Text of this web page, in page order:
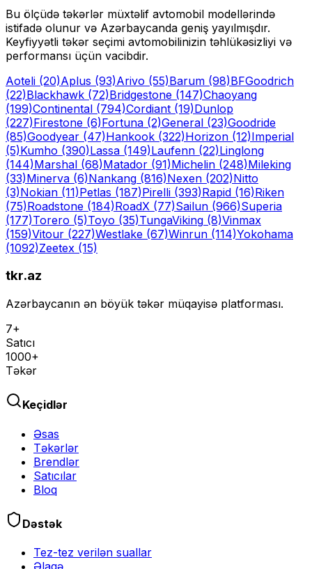
Bu ölçüdə təkərlər müxtəlif avtomobil modellərində
istifadə olunur və Azərbaycanda geniş yayılmışdır.
Keyfiyyətli təkər seçimi avtomobilinizin təhlükəsizliyi və
performansı üçün vacibdir.
Aoteli (20)Aplus (93)Arivo (55)Barum (98)BFGoodrich
(22)Blackhawk (72)Bridgestone (147)Chaoyang
(199)Continental (794)Cordiant (19)Dunlop
(227)Firestone (6)Fortuna (2)General (23)Goodride
(85)Goodyear (47)Hankook (322)Horizon (12)Imperial
(5)Kumho (390)Lassa (149)Laufenn (22)Linglong
(144)Marshal (68)Matador (91)Michelin (248)Mileking
(33)Minerva (6)Nankang (816)Nexen (202)Nitto
(3)Nokian (11)Petlas (187)Pirelli (393)Rapid (16)Riken
(75)Roadstone (184)RoadX (77)Sailun (966)Superia
(177)Torero (5)Toyo (35)TungaViking (8)Vinmax
(159)Vitour (227)Westlake (67)Winrun (114)Yokohama
(1092)Zeetex (15)
tkr.az
Azərbaycanın ən böyük təkər müqayisə platforması.
7+
Satıcı
1000+
Təkər
Keçidlər
Əsas
Təkərlər
Brendlər
Satıcılar
Bloq
Dəstək
Tez-tez verilən suallar